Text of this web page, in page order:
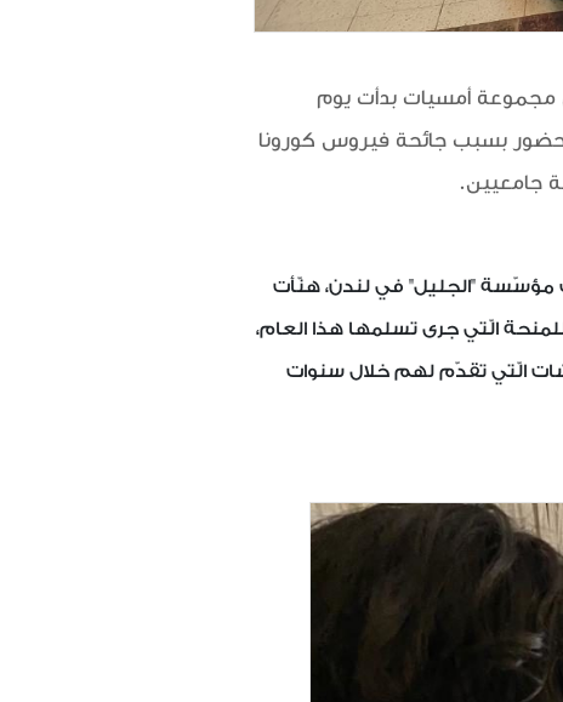
العربيّة منحة روضة بشارة عطا الله للعام الدّراسيّ الجامعي 2020/2021، في مجموعة أمسيات بدأت يوم
المفروضة على عدد الحضور بسبب جائحة فيروس كورونا
جامعيين.
"الجليل" في لندن، هنّأت
الّتي جرى تسلمها هذا العام،
الّتي تقدّم لهم خلال سنوات